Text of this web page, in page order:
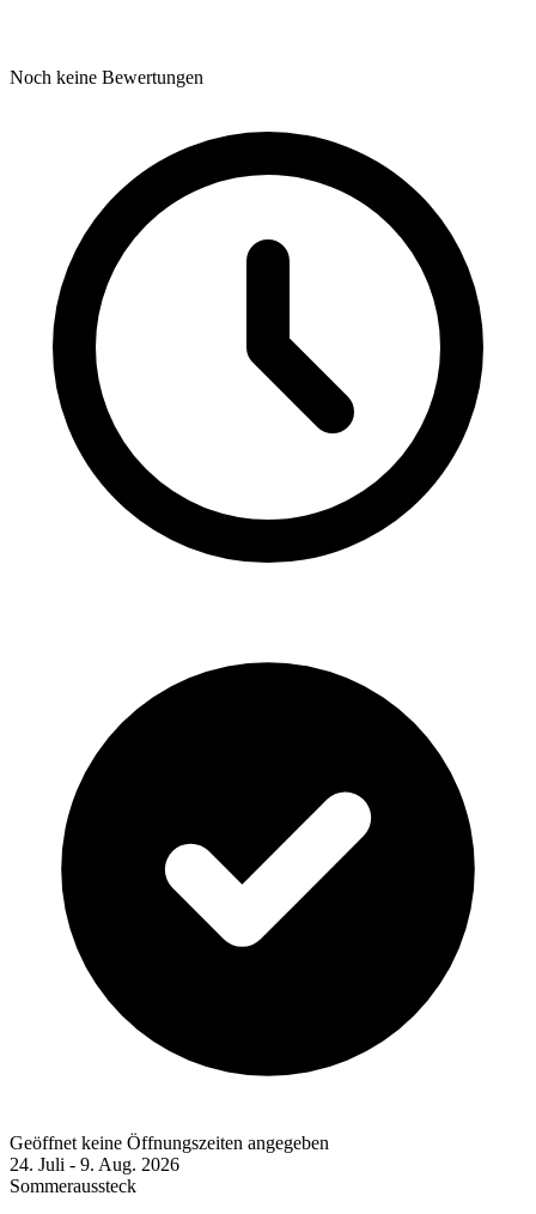
Noch keine Bewertungen
Geöffnet keine Öffnungszeiten angegeben
24. Juli - 9. Aug. 2026
Sommeraussteck